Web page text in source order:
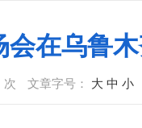
在乌鲁
次 文章字号： 大 中 小